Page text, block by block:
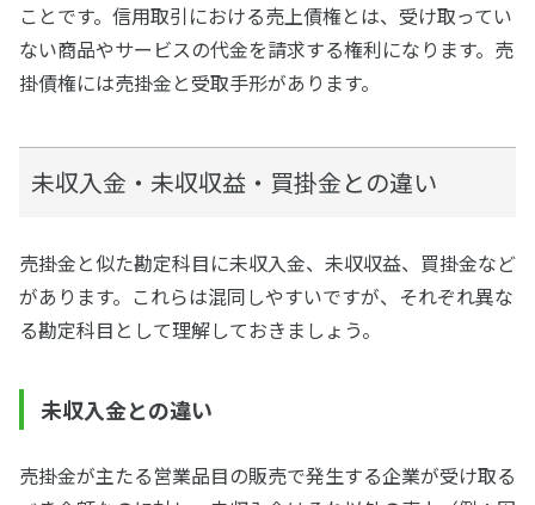
ことです。信用取引における売上債権とは、受け取ってい
ない商品やサービスの代金を請求する権利になります。売
掛債権には売掛金と受取手形があります。
未収入金・未収収益・買掛金との違い
売掛金と似た勘定科目に未収入金、未収収益、買掛金など
があります。これらは混同しやすいですが、それぞれ異な
る勘定科目として理解しておきましょう。
未収入金との違い
売掛金が主たる営業品目の販売で発生する企業が受け取る